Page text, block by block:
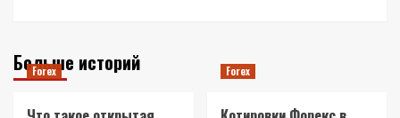
Больше историй
Forex Forex